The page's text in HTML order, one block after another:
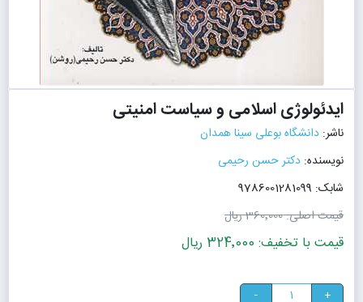
ایدئولوژی اسلامی و سیاست امنیتی
ناشر: دانشگاه بوعلی سینا همدان
نویسنده: دکتر حسن رحیمی
شابک: 9786001281099
قیمت اصلی:360٬000 ریال
قیمت با تخفیف: 324٬000 ریال
+
-